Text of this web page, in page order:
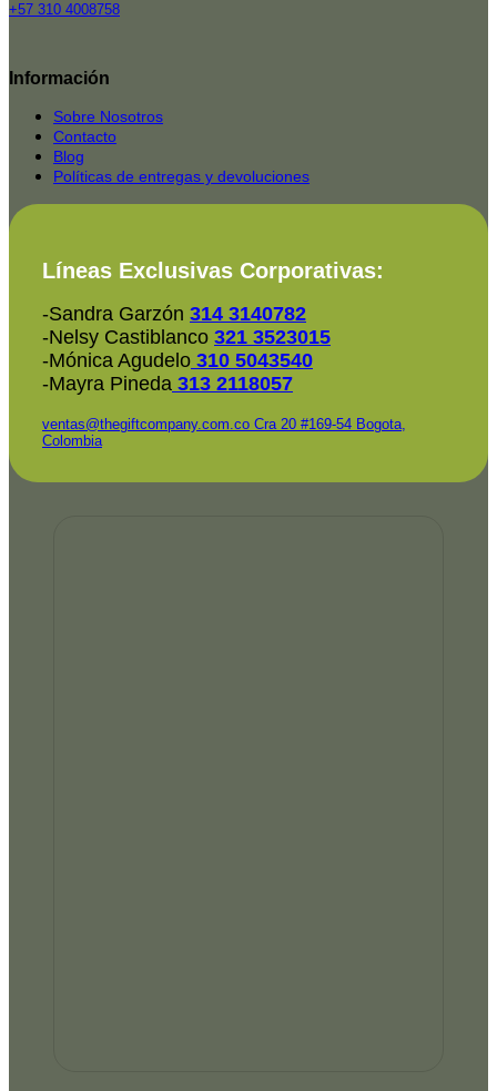
+57 310 4008758
Rated
2025-
Información
Sobre Nosotros
Contacto
Blog
Políticas de entregas y devoluciones
Líneas Exclusivas Corporativas:
-Sandra Garzón 314 3140782
-Nelsy Castiblanco 321 3523015
-Mónica Agudelo 310 5043540
-Mayra Pineda 313 2118057
ventas@thegiftcompany.com.co Cra 20 #169-54 Bogota,
Colombia